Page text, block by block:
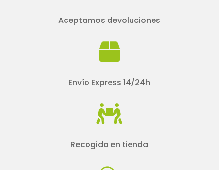
Aceptamos devoluciones

Envío Express 14/24h

Recogida en tienda